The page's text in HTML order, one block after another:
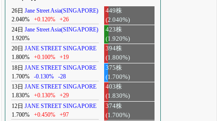
26日 Jane Street Asia(SINGAPORE)
2.040%
+0.120% +26
449株
(2.040%)
24日 Jane Street Asia(SINGAPORE)
1.920%
423株
(1.920%)
20日 JANE STREET SINGAPORE
1.800%
+0.100% +19
394株
(1.800%)
18日 JANE STREET SINGAPORE
1.700%
-0.130% -28
375株
(1.700%)
13日 JANE STREET SINGAPORE
1.830%
+0.130% +29
403株
(1.830%)
12日 JANE STREET SINGAPORE
1.700%
+0.450% +97
374株
(1.700%)